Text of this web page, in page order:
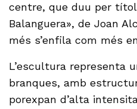
centre, que duu per
Balanguera», de Joan
més s’enfila com més
L’escultura representa
branques, amb
porexpan d’alta